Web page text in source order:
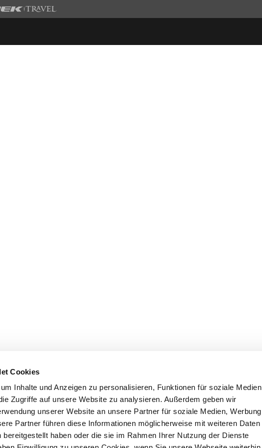
Cookies
Inhalte und Anzeigen zu personalisieren, Funktionen für soziale Medien
Zugriffe auf unsere Website zu analysieren. Außerdem geben wir
unserer Website an unsere Partner für soziale Medien, Werbung
Partner führen diese Informationen möglicherweise mit weiteren Daten
haben oder die sie im Rahmen Ihrer Nutzung der Dienste